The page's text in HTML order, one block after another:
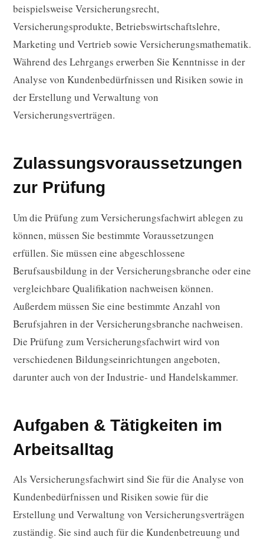
beispielsweise Versicherungsrecht,
Versicherungsprodukte, Betriebswirtschaftslehre,
Marketing und Vertrieb sowie Versicherungsmathematik.
Während des Lehrgangs erwerben Sie Kenntnisse in der
Analyse von Kundenbedürfnissen und Risiken sowie in
der Erstellung und Verwaltung von
Versicherungsverträgen.
Zulassungsvoraussetzungen
zur Prüfung
Um die Prüfung zum Versicherungsfachwirt ablegen zu
können, müssen Sie bestimmte Voraussetzungen
erfüllen. Sie müssen eine abgeschlossene
Berufsausbildung in der Versicherungsbranche oder eine
vergleichbare Qualifikation nachweisen können.
Außerdem müssen Sie eine bestimmte Anzahl von
Berufsjahren in der Versicherungsbranche nachweisen.
Die Prüfung zum Versicherungsfachwirt wird von
verschiedenen Bildungseinrichtungen angeboten,
darunter auch von der Industrie- und Handelskammer.
Aufgaben & Tätigkeiten im
Arbeitsalltag
Als Versicherungsfachwirt sind Sie für die Analyse von
Kundenbedürfnissen und Risiken sowie für die
Erstellung und Verwaltung von Versicherungsverträgen
zuständig. Sie sind auch für die Kundenbetreuung und